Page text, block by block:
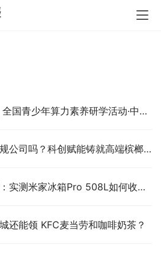
算力素养研学活动·中国珠算专项赛圆满落幕
司吗？科创赋能铸就高端槟榔好品质
米家冰箱Pro 508L如何收服顽固长辈
还能领 KFC麦当劳和咖啡奶茶？